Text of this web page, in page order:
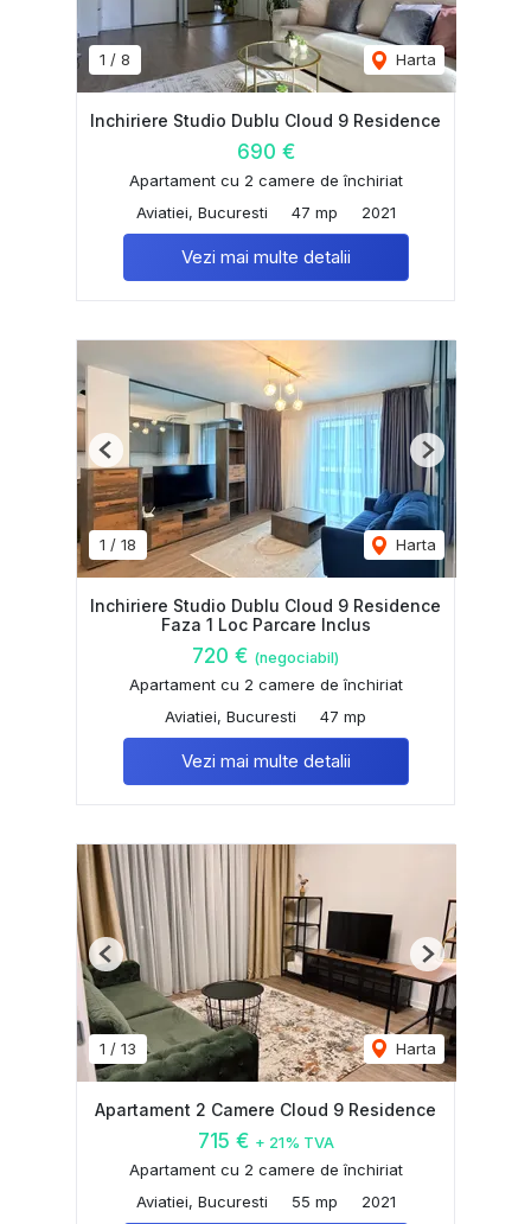
1 / 8 Harta
Inchiriere Studio Dublu Cloud 9 Residence
690 €
Apartament cu 2 camere de închiriat
Aviatiei, Bucuresti
47 mp 2021
Vezi mai multe detalii
1 / 18 Harta
Previous Next
Inchiriere Studio Dublu Cloud 9 Residence
Faza 1 Loc Parcare Inclus
720 € (negociabil)
Apartament cu 2 camere de închiriat
Aviatiei, Bucuresti
47 mp
Vezi mai multe detalii
1 / 13 Harta
Previous Next
Apartament 2 Camere Cloud 9 Residence
715 € + 21% TVA
Apartament cu 2 camere de închiriat
Aviatiei, Bucuresti
55 mp 2021